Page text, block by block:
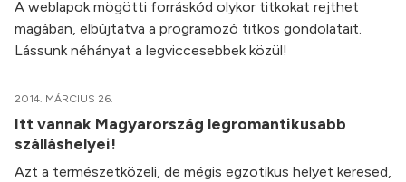
A weblapok mögötti forráskód olykor titkokat rejthet
magában, elbújtatva a programozó titkos gondolatait.
Lássunk néhányat a legviccesebbek közül!
2014. MÁRCIUS 26.
Itt vannak Magyarország legromantikusabb
szálláshelyei!
Azt a természetközeli, de mégis egzotikus helyet keresed,